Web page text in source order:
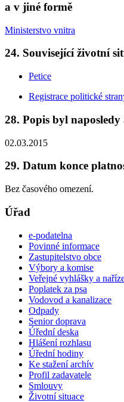
a v jiné formě
Ministerstvo vnitra
24. Související životní
Petice
Registrace politické
28. Popis byl
02.03.2015
29. Datum konce
Bez časového omezení.
Úřad
e-podatelna
Povinné informace
Zastupitelstvo obce
Výbory a komise
Veřejné vyhlášky a
Poplatek za psa
Vodovod a kanalizace
Odpady
Senior doprava
Úřední deska
Hlášení rozhlasu
Úřední hodiny
Ke stažení archív
Profil zadavatele
Smlouvy
Životní situace